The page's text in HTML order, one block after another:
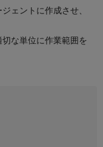
ェントに作成させ、
な単位に作業範囲を